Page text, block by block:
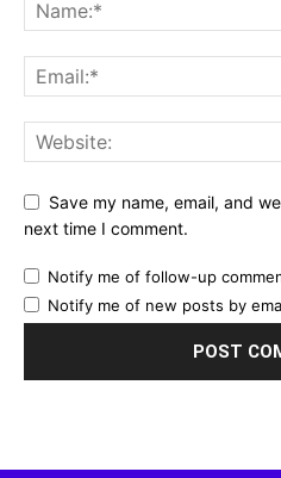
Save my name, email, and
next time I comment.
Notify me of follow-up
Notify me of new posts by